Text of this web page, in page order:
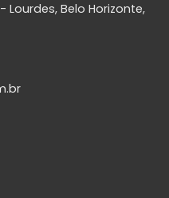
Lourdes, Belo Horizonte,